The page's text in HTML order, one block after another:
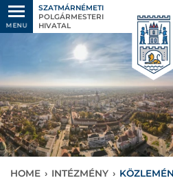
MENU
SZATMÁRNÉMETI
POLGÁRMESTERI
HIVATAL
HOME › INTÉZMÉNY ›